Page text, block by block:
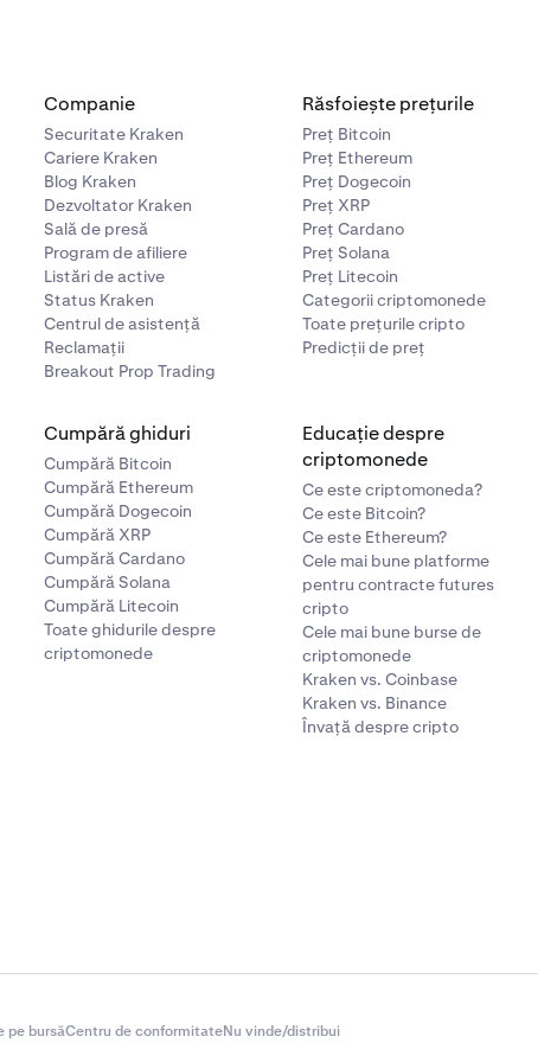
Companie
Securitate Kraken
Cariere Kraken
Blog Kraken
Dezvoltator Kraken
Sală de presă
Program de afiliere
Listări de active
Status Kraken
Centrul de asistență
Reclamații
Breakout Prop Trading
Răsfoiește prețurile
Preț Bitcoin
Preț Ethereum
Preț Dogecoin
Preț XRP
Preț Cardano
Preț Solana
Preț Litecoin
Categorii criptomonede
Toate prețurile cripto
Predicții de preț
Cumpără ghiduri
Cumpără Bitcoin
Cumpără Ethereum
Cumpără Dogecoin
Cumpără XRP
Cumpără Cardano
Cumpără Solana
Cumpără Litecoin
Toate ghidurile despre
criptomonede
Educație despre
criptomonede
Ce este criptomoneda?
Ce este Bitcoin?
Ce este Ethereum?
Cele mai bune platforme
pentru contracte futures
cripto
Cele mai bune burse de
criptomonede
Kraken vs. Coinbase
Kraken vs. Binance
Învață despre cripto
pe bursăCentru de conformitateNu vinde/distribui